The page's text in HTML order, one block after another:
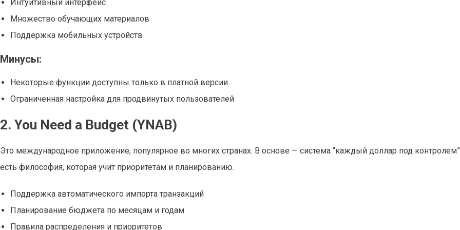
Интуитивный интерфейс
Множество обучающих материалов
Поддержка мобильных устройств
Минусы:
Некоторые функции доступны только в платной версии
Ограниченная настройка для продвинутых пользователей
2. You Need a Budget (YNAB)
Это международное приложение, популярное во многих странах. В основе — система “каждый доллар под
есть философия, которая учит приоритетам и планированию.
Поддержка автоматического импорта транзакций
Планирование бюджета по месяцам и годам
Правила распределения и приоритетов